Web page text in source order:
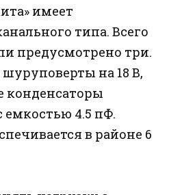
имеет
типа. Всего
предусмотрено три.
на 18 В,
конденсаторы
емкостью 4.5 пФ.
в районе 6